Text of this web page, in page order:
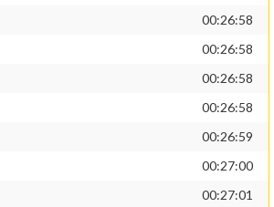
00:26:58
00:26:58
00:26:58
00:26:58
00:26:59
00:27:00
00:27:01